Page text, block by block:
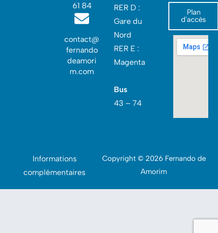
61 84
contact@
fernando
deamori
m.com
RER D :
Gare du
Nord‎
RER E :
Magenta
Bus
43 – 74
Plan
d'accès
Informations
complémentaires
Copyright © 2026 Fernando de
Amorim